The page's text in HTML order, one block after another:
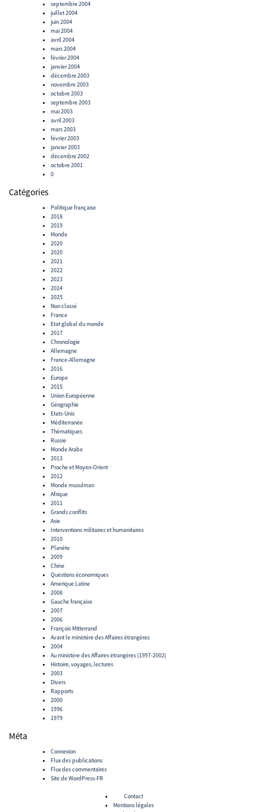
septembre 2004
juillet 2004
juin 2004
mai 2004
avril 2004
mars 2004
février 2004
janvier 2004
décembre 2003
novembre 2003
octobre 2003
septembre 2003
mai 2003
avril 2003
mars 2003
février 2003
janvier 2003
décembre 2002
octobre 2001
0
Catégories
Politique française
2018
2019
Monde
2020
2020
2021
2022
2023
2024
2025
Non classé
France
Etat global du monde
2017
Chronologie
Allemagne
France-Allemagne
2016
Europe
2015
Union Européenne
Géographie
Etats-Unis
Méditerranée
Thématiques
Russie
Monde Arabe
2013
Proche et Moyen-Orient
2012
Monde musulman
Afrique
2011
Grands conflits
Asie
Interventions militaires et humanitaires
2010
Planète
2009
Chine
Questions économiques
Amerique Latine
2008
Gauche française
2007
2006
François Mitterrand
Avant le ministère des Affaires étrangères
2004
Au ministère des Affaires étrangères (1997-2002)
Histoire, voyages, lectures
2003
Divers
Rapports
2000
1996
1979
Méta
Connexion
Flux des publications
Flux des commentaires
Site de WordPress-FR
Contact
Mentions légales